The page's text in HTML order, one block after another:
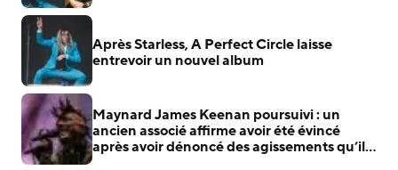
Après Starless, A Perfect Circle laisse
entrevoir un nouvel album
Maynard James Keenan poursuivi : un
ancien associé affirme avoir été évincé
après avoir dénoncé des agissements qu’il